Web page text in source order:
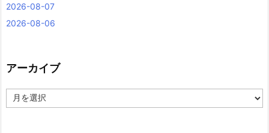
2026-08-07
2026-08-06
アーカイブ
ー